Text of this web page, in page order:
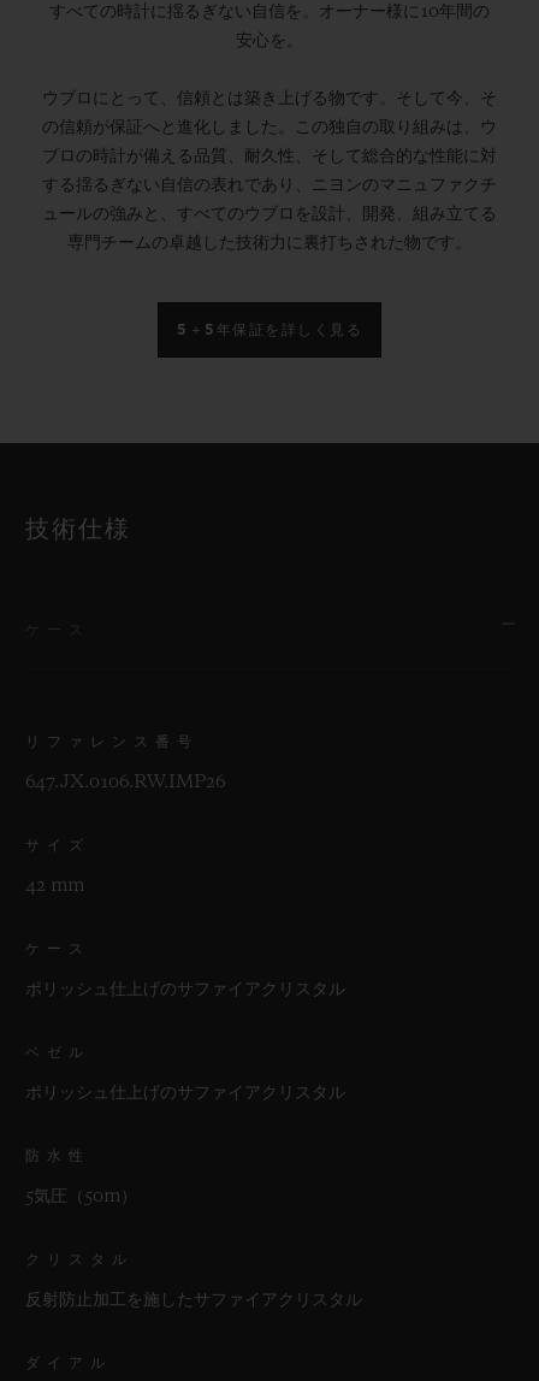
すべての時計に揺るぎない自信を。オーナー様に10年間の
安心を。
ウブロにとって、信頼とは築き上げる物です。そして今、そ
の信頼が保証へと進化しました。この独自の取り組みは、ウ
ブロの時計が備える品質、耐久性、そして総合的な性能に対
する揺るぎない自信の表れであり、ニヨンのマニュファクチ
ュールの強みと、すべてのウブロを設計、開発、組み立てる
専門チームの卓越した技術力に裏打ちされた物です。
5＋5年保証を詳しく見る
技術仕様
リファレンス番号
647.JX.0106.RW.IMP26
サイズ
42 mm
ケース
ポリッシュ仕上げのサファイアクリスタル
ベゼル
ポリッシュ仕上げのサファイアクリスタル
防水性
5気圧（50m）
クリスタル
反射防止加工を施したサファイアクリスタル
ダイアル